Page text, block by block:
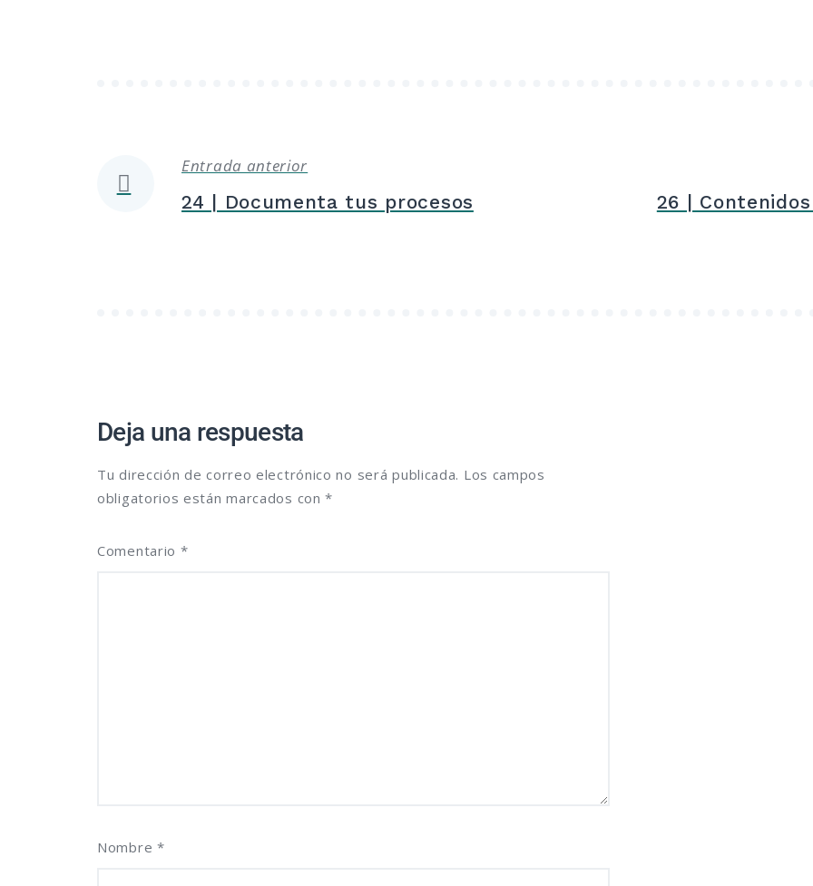
Navegación
Entrada anterior
24 | Documenta tus procesos
26 |
Deja una respuesta
Tu dirección de correo electrónico no será publicada. Los campos
obligatorios están marcados con*
Comentario *
Nombre *